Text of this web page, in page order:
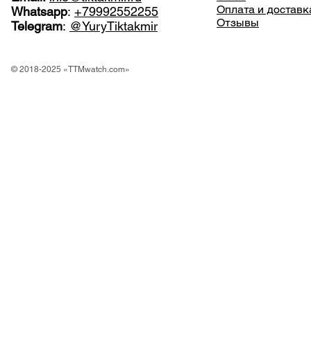
Whatsapp: +79992552255
Telegram: @YuryTiktakmir
Оплата и
Отзывы
© 2018-2025 «TTMwatch.com»